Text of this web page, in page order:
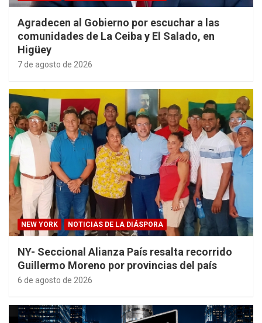
Agradecen al Gobierno por escuchar a las
comunidades de La Ceiba y El Salado, en
Higüey
7 de agosto de 2026
NEW YORK NOTICIAS DE LA DIÁSPORA
NY- Seccional Alianza País resalta recorrido
Guillermo Moreno por provincias del país
6 de agosto de 2026